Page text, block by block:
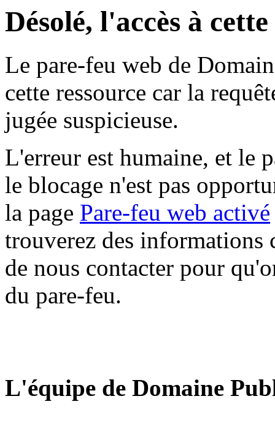
Désolé, l'accès à
Le pare-feu web de
cette ressource car la
jugée suspicieuse.
L'erreur est humaine, et le
le blocage n'est pas
la page Pare-feu web activé
trouverez des informations
de nous contacter pour
du pare-feu.
L'équipe de Domaine